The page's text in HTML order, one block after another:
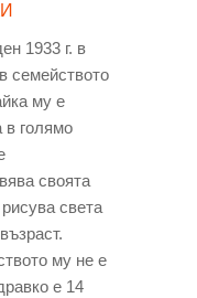
1933 г. в
семейството
му е
в голямо
своята
света
му не е
е 14